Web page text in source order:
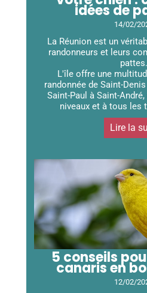
idées de
14/02/
La Réunion est un
randonneurs et leurs
pattes.
L'île offre une
randonnée de Saint-
Saint-Paul à Saint-
niveaux et à tous les
Lire la
5 conseils
canaris en
12/02/